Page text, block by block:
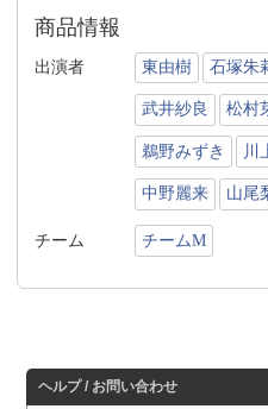
商品情報
出演者 東由樹 石塚朱
武井紗良 松村
鵜野みずき 川
中野麗来 山尾
チーム チームM
ヘルプ / お問い合わせ